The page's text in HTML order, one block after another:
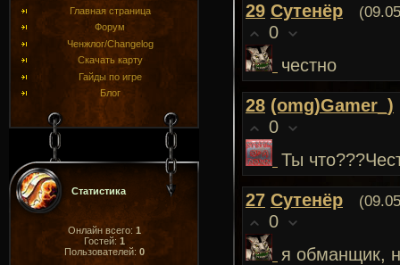
Главная страница
Форум
Ченжлог/Changelog
Скачать карту
Гайды по игре
Блог
Статистика
Онлайн всего: 1
Гостей: 1
Пользователей: 0
29 Сутенёр
0
честно
28 (omg)Gamer_)
0
Ты
27 Сутенёр
0
я обманщик,